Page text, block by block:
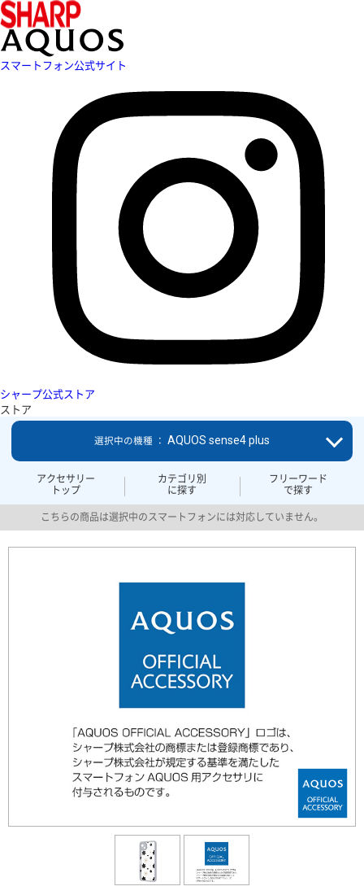
スマートフォン公式サイト
シャープ公式ストア
ストア
アクセサリー
トップ
カテゴリ別
に探す
フリーワード
で探す
選択中の機種 ： AQUOS sense4 plus
こちらの商品は選択中のスマートフォンには対応していません。